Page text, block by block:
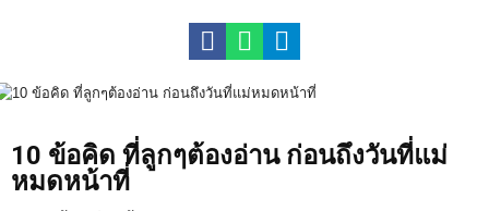
10 ข้อคิด ที่ลูกๆต้องอ่าน ก่อนถึงวันที่แม่
หมดหน้าที่